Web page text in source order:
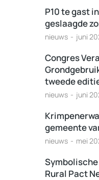
P10 te gast
geslaagde
nieuws juni
Congres
tweede
nieuws juni
gemeente
nieuws mei
Rural Pact